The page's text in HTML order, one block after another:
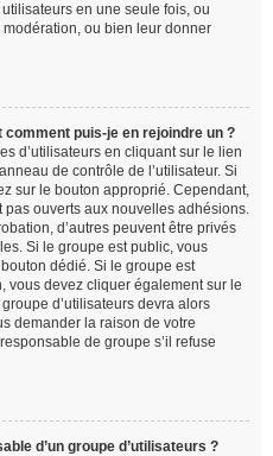
en une seule fois, ou
ou bien leur donner
puis-je en rejoindre un ?
d’utilisateurs en cliquant sur le lien
de contrôle de l’utilisateur. Si
sur le bouton approprié. Cependant,
pas ouverts aux nouvelles adhésions.
d’autres peuvent être privés
Si le groupe est public, vous
dédié. Si le groupe est
vous devez cliquer également sur le
d’utilisateurs devra alors
demander la raison de votre
de groupe s’il refuse
d’un groupe d’utilisateurs ?